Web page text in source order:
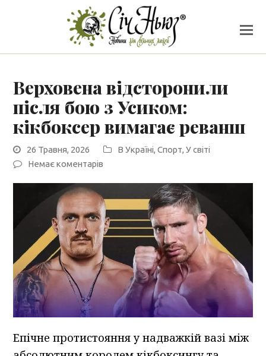
Верховена відсторонили
після бою з Усиком:
кікбоксер вимагає реванш
26 Травня, 2026 В Україні,Спорт,У світі
Немає коментарів
Епічне протистояння у надважкій вазі між